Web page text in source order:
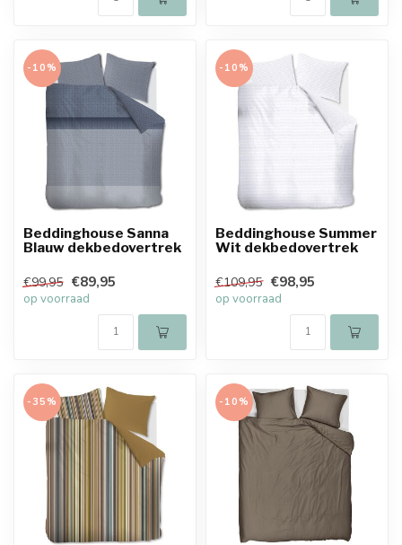
-10%
Beddinghouse Sanna
Blauw dekbedovertrek
€99,95 €89,95
op voorraad
-10%
Beddinghouse Summer
Wit dekbedovertrek
€109,95 €98,95
op voorraad
-35% -10%